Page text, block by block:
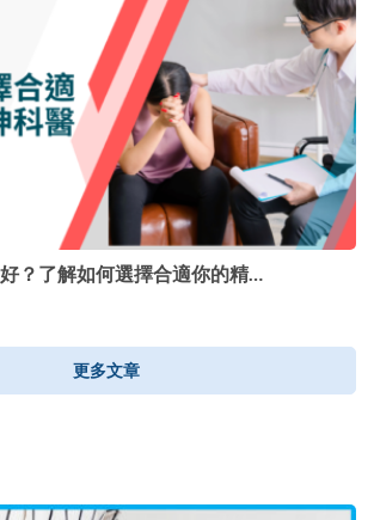
？了解如何選擇合適你的精…
更多文章